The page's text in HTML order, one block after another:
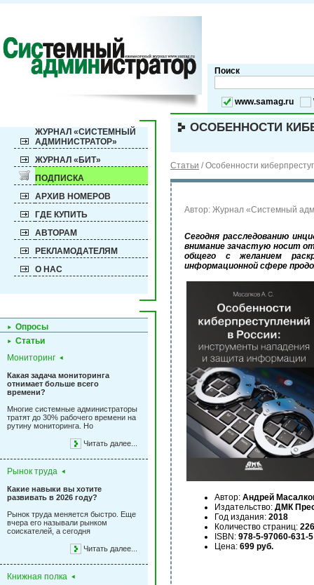
Поиск
www.samag.ru
ЖУРНАЛ «СИСТЕМНЫЙ
АДМИНИСТРАТОР»
ЖУРНАЛ «БИТ»
ПОДПИСКА
АРХИВ НОМЕРОВ
ГДЕ КУПИТЬ
АВТОРАМ
РЕКЛАМОДАТЕЛЯМ
О НАС
Опросы
Статьи
Мониторинг
Какая задача мониторинга
отнимает больше всего
времени?
Многие системные администраторы
тратят до 30% рабочего времени на
рутину мониторинга. Но
Читать далее...
Рынок труда
Какие навыки вы хотите
развивать в 2026 году?
Рынок труда меняется быстро. Еще
вчера его называли рынком
соискателей, а сегодня
Читать далее...
Книжная полка
ОСОБЕННОСТИ
Статьи / Особенности
Автор: Журнал «Системный
Сегодня расследованию
внимание зачастую носит
общего с желанием
информационной сфере
Автор: Андрей
Издательство: ДМК
Год издания: 2018
Количество страниц: 226
ISBN: 978-5-97060-631-5
Цена: 699 руб.